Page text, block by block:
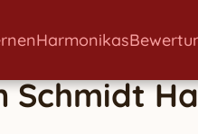
Harmonikas
Schmidt